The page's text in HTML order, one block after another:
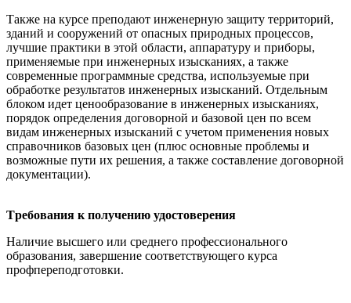
Также на курсе преподают инженерную защиту территорий,
зданий и сооружений от опасных природных процессов,
лучшие практики в этой области, аппаратуру и приборы,
применяемые при инженерных изысканиях, а также
современные программные средства, используемые при
обработке результатов инженерных изысканий. Отдельным
блоком идет ценообразование в инженерных изысканиях,
порядок определения договорной и базовой цен по всем
видам инженерных изысканий с учетом применения новых
справочников базовых цен (плюс основные проблемы и
возможные пути их решения, а также составление договорной
документации).
Tребования к получению удостоверения
Наличие высшего или среднего профессионального
образования, завершение соответствующего курса
профпереподготовки.